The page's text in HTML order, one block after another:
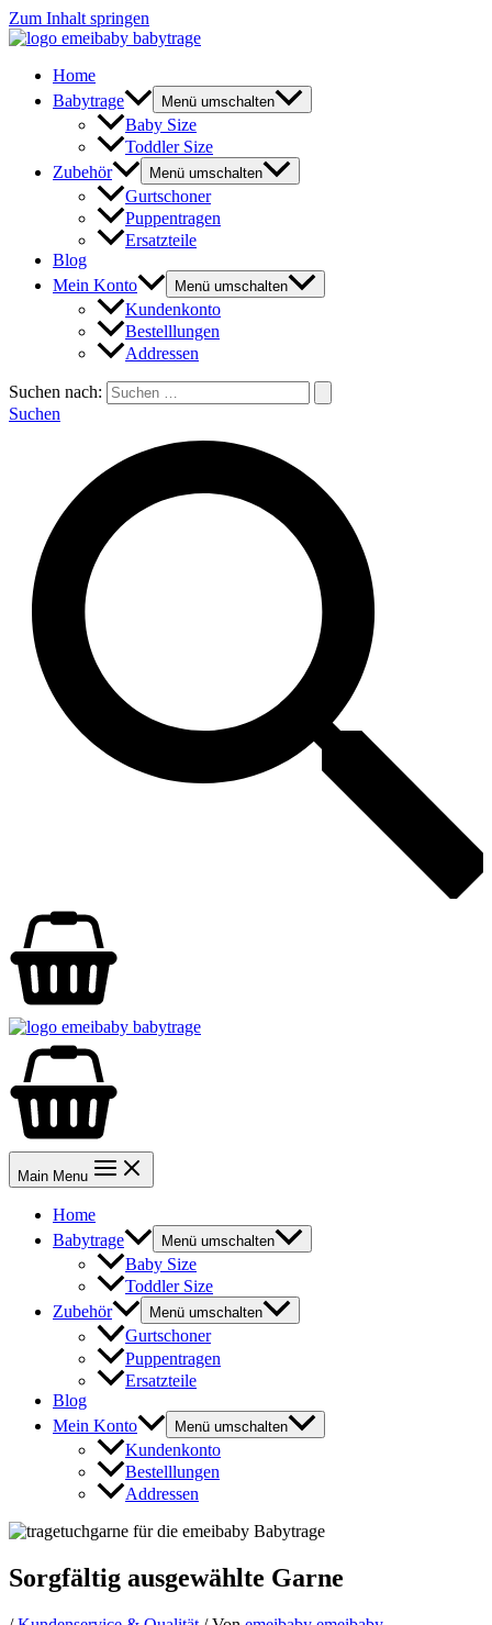
Zum Inhalt springen
Home
Babytrage
Menü umschalten
Baby Size
Toddler Size
Zubehör
Menü umschalten
Gurtschoner
Puppentragen
Ersatzteile
Blog
Mein Konto
Menü umschalten
Kundenkonto
Bestelllungen
Addressen
Suchen nach:
Suchen
Main Menu
Home
Babytrage
Menü umschalten
Baby Size
Toddler Size
Zubehör
Menü umschalten
Gurtschoner
Puppentragen
Ersatzteile
Blog
Mein Konto
Menü umschalten
Kundenkonto
Bestelllungen
Addressen
Sorgfältig ausgewählte Garne